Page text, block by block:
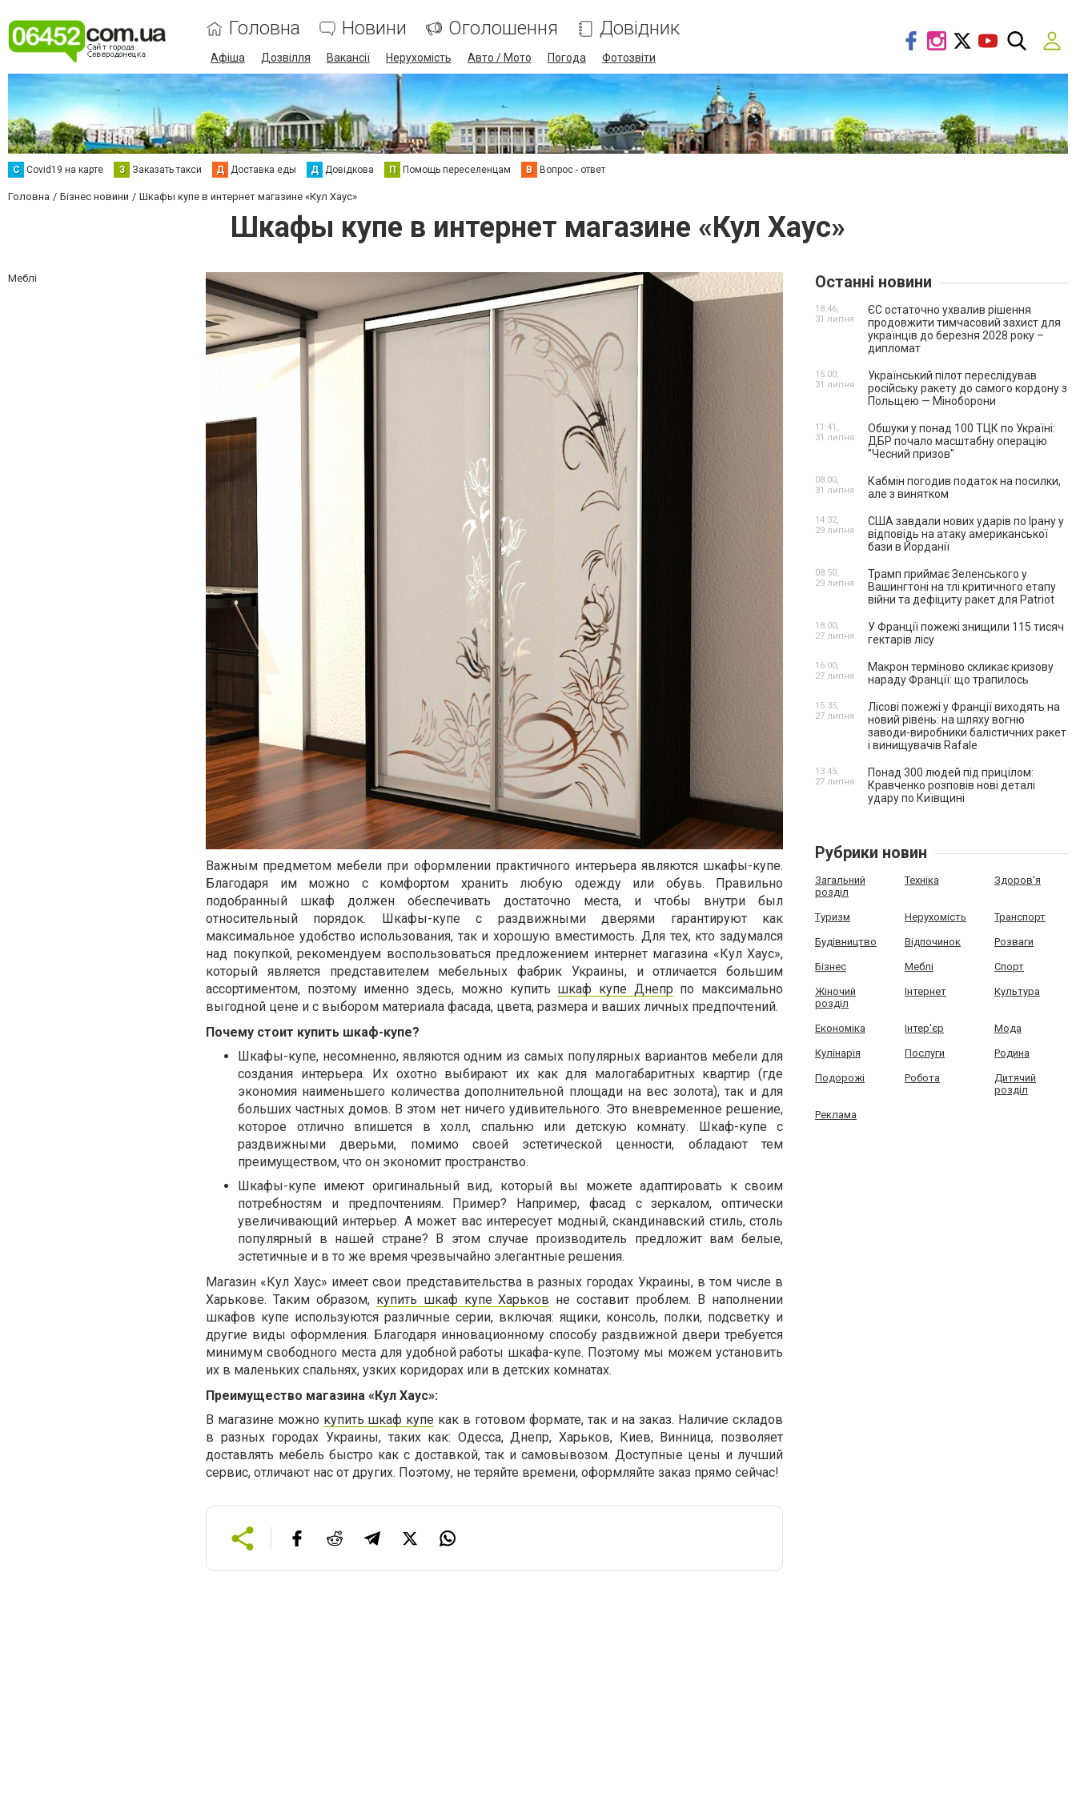
Головна Новини Оголошення Довідник
Афіша Дозвілля Вакансії Нерухомість Авто / Мото Погода Фотозвіти
С Сovid19 на карте З Заказать такси Д Доставка еды Д Довідкова П Помощь переселенцам В Вопрос - ответ
Головна Бізнес новини Шкафы купе в интернет магазине «Кул Хаус»
Шкафы купе в интернет магазине «Кул Хаус»
Меблі
Важным предметом мебели при оформлении практичного интерьера являются шкафы-купе.
Благодаря им можно с комфортом хранить любую одежду или обувь.
Правильно
подобранный шкаф должен обеспечивать достаточно места, и чтобы внутри был
относительный порядок. Шкафы-купе с раздвижными дверями гарантируют как
максимальное удобство использования, так и хорошую вместимость. Для тех, кто задумался
над покупкой, рекомендуем воспользоваться предложением интернет магазина «Кул Хаус»,
который является представителем мебельных фабрик Украины, и отличается большим
ассортиментом, поэтому именно здесь, можно купить шкаф купе Днепр по максимально
выгодной цене и с выбором материала фасада, цвета, размера и ваших личных предпочтений.
Почему стоит купить шкаф-купе?
Шкафы-купе, несомненно, являются одним из самых популярных вариантов мебели для
создания интерьера. Их охотно выбирают их как для малогабаритных квартир (где
экономия наименьшего количества дополнительной площади на вес золота), так и для
больших частных домов. В этом нет ничего удивительного. Это вневременное решение,
которое отлично впишется в холл, спальню или детскую комнату. Шкаф-купе с
раздвижными дверьми, помимо своей эстетической ценности, обладают тем
преимуществом, что он экономит пространство.
Шкафы-купе имеют оригинальный вид, который вы можете адаптировать к своим
потребностям и предпочтениям. Пример? Например, фасад с зеркалом, оптически
увеличивающий интерьер. А может вас интересует модный, скандинавский стиль, столь
популярный в нашей стране? В этом случае производитель предложит вам белые,
эстетичные и в то же время чрезвычайно элегантные решения.
Магазин «Кул Хаус» имеет свои представительства в разных городах Украины, в том числе в
Харькове. Таким образом, купить шкаф купе Харьков не составит проблем. В наполнении
шкафов купе используются различные серии, включая: ящики, консоль, полки, подсветку и
другие виды оформления. Благодаря инновационному способу раздвижной двери требуется
минимум свободного места для удобной работы шкафа-купе. Поэтому мы можем установить
их в маленьких спальнях, узких коридорах или в детских комнатах.
Преимущество магазина «Кул Хаус»:
В магазине можно купить шкаф купе как в готовом формате, так и на заказ. Наличие складов
в разных городах Украины, таких как: Одесса, Днепр, Харьков, Киев, Винница, позволяет
доставлять мебель быстро как с доставкой, так и самовывозом. Доступные цены и лучший
сервис, отличают нас от других. Поэтому, не теряйте времени, оформляйте заказ прямо сейчас!
Останні новини
ЄС остаточно ухвалив рішення
продовжити тимчасовий захист для
українців до березня 2028 року –
дипломат
18:46,
31 липня
Український пілот переслідував
російську ракету до самого кордону з
Польщею — Міноборони
15:00,
31 липня
Обшуки у понад 100 ТЦК по Україні:
ДБР почало масштабну операцію
"Чесний призов"
11:41,
31 липня
Кабмін погодив податок на посилки,
але з винятком
08:00,
31 липня
США завдали нових ударів по Ірану у
відповідь на атаку американської
бази в Йорданії
14:32,
29 липня
Трамп приймає Зеленського у
Вашингтоні на тлі критичного етапу
війни та дефіциту ракет для Patriot
08:50,
29 липня
У Франції пожежі знищили 115 тисяч
гектарів лісу
18:00,
27 липня
Макрон терміново скликає кризову
нараду Франції: що трапилось
16:00,
27 липня
Лісові пожежі у Франції виходять на
новий рівень: на шляху вогню
заводи-виробники балістичних ракет
і винищувачів Rafale
15:35,
27 липня
Понад 300 людей під прицілом:
Кравченко розповів нові деталі
удару по Київщині
13:45,
27 липня
Рубрики новин
Загальний
розділ
Техніка Здоров'я
Туризм Нерухомість Транспорт
Будівництво Відпочинок Розваги
Бізнес Меблі Спорт
Жіночий
розділ
Інтернет Культура
Економіка Інтер'єр Мода
Кулінарія Послуги Родина
Подорожі Робота
Дитячий
розділ
Реклама